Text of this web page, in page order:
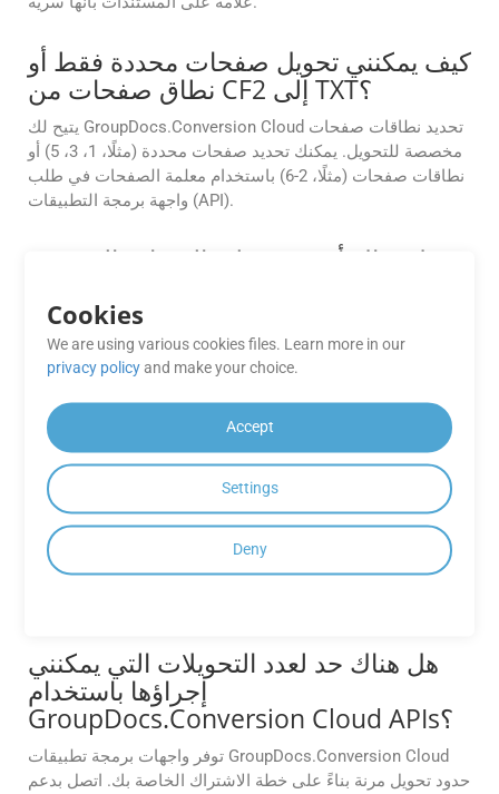
كيف يمكنني تحويل صفحات محددة فقط أو
نطاق صفحات من CF2 إلى TXT؟
يتيح لك GroupDocs.Conversion Cloud تحديد نطاقات صفحات
مخصصة للتحويل. يمكنك تحديد صفحات محددة (مثلًا، 1، 3، 5) أو
نطاقات صفحات (مثلًا، 2-6) باستخدام معلمة الصفحات في طلب
واجهة برمجة التطبيقات (API).
هل هناك أي قيود على الميزات المتوفرة
Cloud المجانية؟
قد يكون لتطبيقات GroupDocs.Conversion Cloud المجانية
قيود على عدد التحويلات أو حجم الملف أو تنسيقات الإخراج
مقارنة بخطط الاشتراك المدفوعة.
ما مدى موثوقية أداء تطبيقات
GroupDocs.Conversion Cloud
المجانية؟
تقدم تطبيقات GroupDocs.Conversion Cloud المجانية أداءً
موثوقًا ومخرجات عالية الجودة لاحتياجات التحويل الخاصة بك،
هل هناك حد لعدد التحويلات التي يمكنني
إجراؤها باستخدام
GroupDocs.Conversion Cloud APIs؟
توفر واجهات برمجة تطبيقات GroupDocs.Conversion Cloud
حدود تحويل مرنة بناءً على خطة الاشتراك الخاصة بك. اتصل بدعم
Cookies
We are using various cookies files. Learn more in our
privacy policyand make your choice.
Accept
Settings
Deny